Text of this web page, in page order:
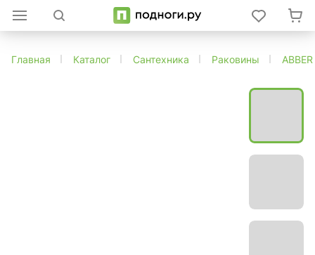
Главная Каталог Сантехника Раковины ABBER